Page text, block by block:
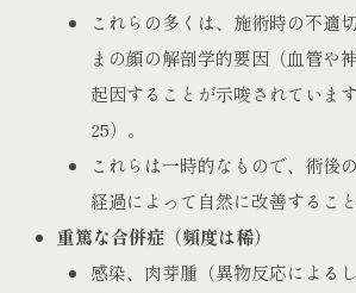
これらの多くは、施術時の不適
まの顔の解剖学的要因（血管や
起因することが示唆されていま
25）。
これらは一時的なもので、術後
経過によって自然に改善するこ
重篤な合併症（頻度は稀）
感染、肉芽腫（異物反応による